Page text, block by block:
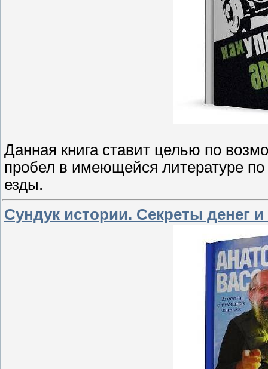
Данная книга ставит целью по
пробел в имеющейся литературе
езды.
Сундук истории. Секреты денег